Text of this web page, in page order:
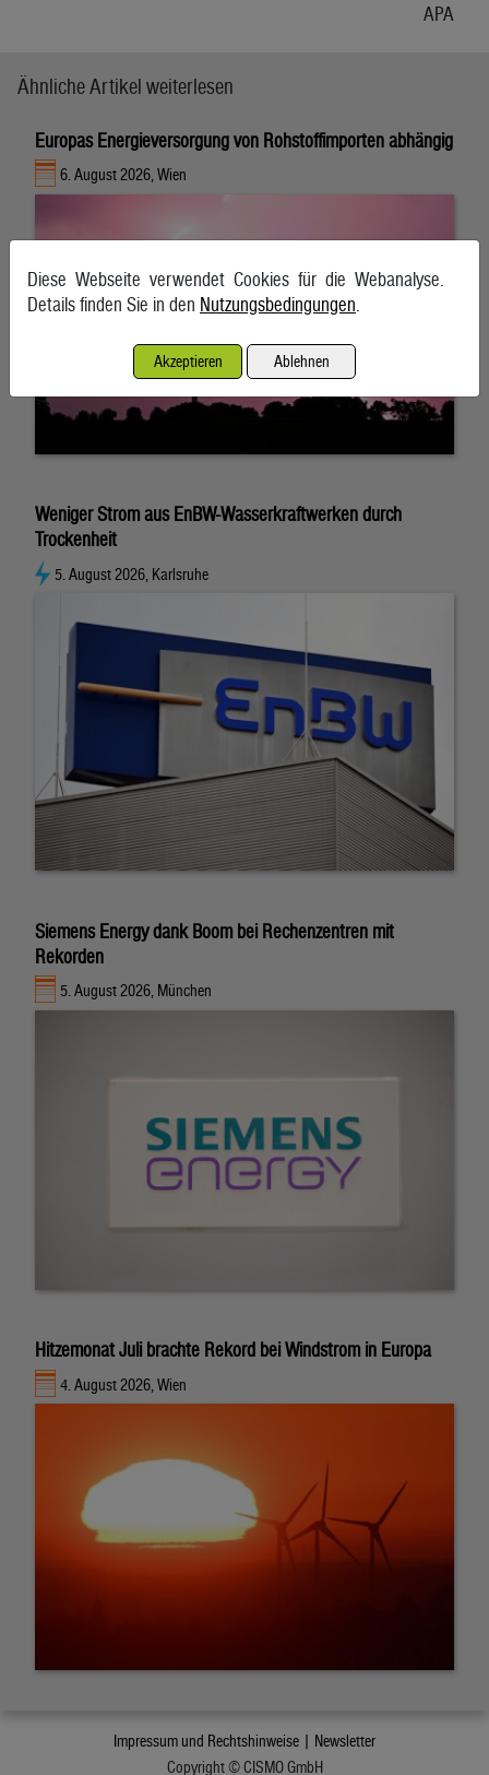
APA
Ähnliche Artikel weiterlesen
Europas Energieversorgung von Rohstoffimporten abhängig
6. August 2026, Wien
Weniger Strom aus EnBW-Wasserkraftwerken durch
Trockenheit
5. August 2026, Karlsruhe
Siemens Energy dank Boom bei Rechenzentren mit
Rekorden
5. August 2026, München
Hitzemonat Juli brachte Rekord bei Windstrom in Europa
4. August 2026, Wien
Impressum und Rechtshinweise | Newsletter
Copyright © CISMO GmbH
Diese Webseite verwendet Cookies für die Webanalyse.
Details finden Sie in den Nutzungsbedingungen
Akzeptieren Ablehnen